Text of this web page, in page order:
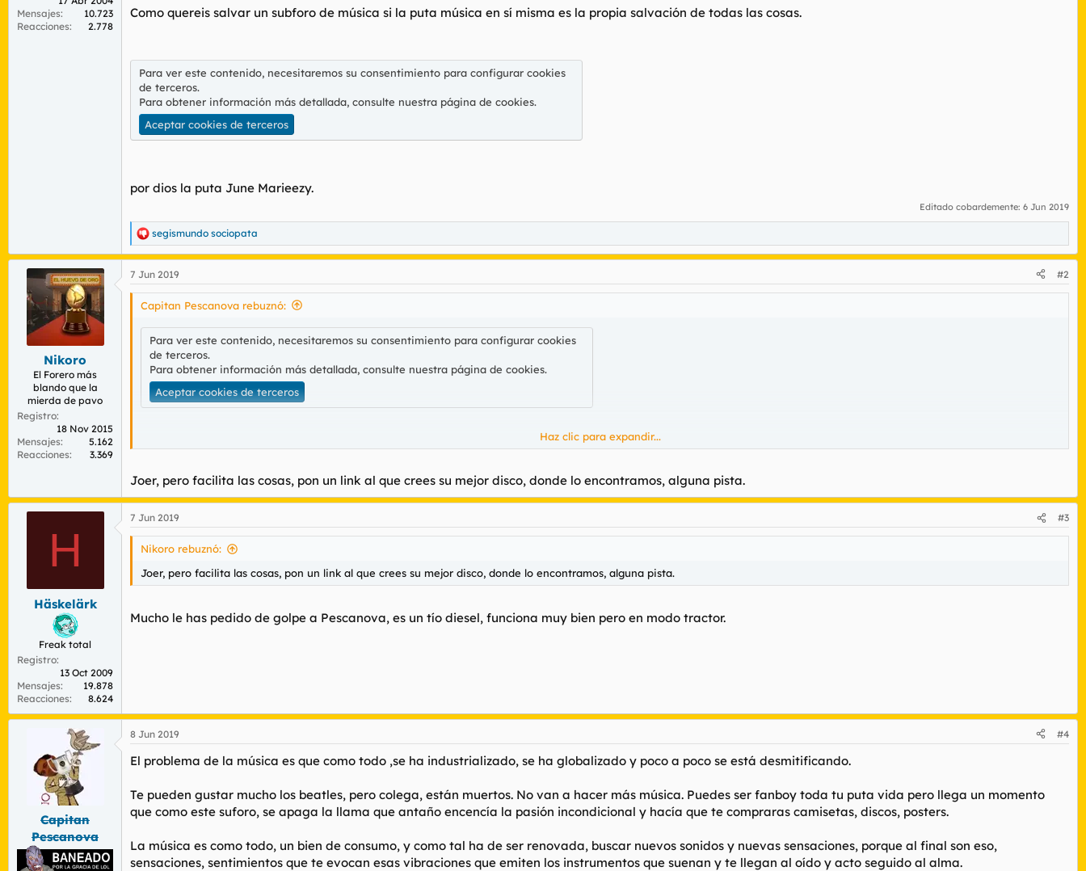
a
Mensajes
10.723
Reacciones
2.778
Como quereis salvar un subforo de música si la puta música en sí misma es la propia salvación de todas las cosas.
Para ver este contenido, necesitaremos su consentimiento para configurar cookies
de terceros.
Para obtener información más detallada, consulte nuestra página de cookies.
Aceptar cookies de terceros
por dios la puta June Marieezy.
Editado cobardemente: 6 Jun 2019
R
e
a
c
c
n
segismundo sociopata
Nikoro
El Forero más
blando que la
mierda de pavo
Registro
18 Nov 2015
Mensajes
5.162
Reacciones
3.369
7 Jun 2019 #2
Capitan Pescanova rebuznó:
Para ver este contenido, necesitaremos su consentimiento para configurar cookies
de terceros.
Para obtener información más detallada, consulte nuestra página de cookies.
Aceptar cookies de terceros
Escuchaos esta deliciosa mierda, la lista entera de este puto genio.
Como quereis salvar un subforo de música si la puta música en sí misma es la propia salvación de todas las cosas.
Para ver este contenido, necesitaremos su consentimiento para configurar cookies
de terceros.
Aceptar cookies de terceros
Haz clic para expandir...
Joer, pero facilita las cosas, pon un link al que crees su mejor disco, donde lo encontramos, alguna pista.
H
Häskelärk
Freak total
Registro
13 Oct 2009
Mensajes
19.878
Reacciones
8.624
7 Jun 2019 #3
Nikoro rebuznó:
Joer, pero facilita las cosas, pon un link al que crees su mejor disco, donde lo encontramos, alguna pista.
Mucho le has pedido de golpe a Pescanova, es un tío diesel, funciona muy bien pero en modo tractor.
Capitan
Pescanova
8 Jun 2019 #4
El problema de la música es que como todo ,se ha industrializado, se ha globalizado y poco a poco se está desmitificando.
Te pueden gustar mucho los beatles, pero colega, están muertos. No van a hacer más música. Puedes ser fanboy toda tu puta vida pero llega un momento
que como este suforo, se apaga la llama que antaño encencía la pasión incondicional y hacía que te compraras camisetas, discos, posters.
La música es como todo, un bien de consumo, y como tal ha de ser renovada, buscar nuevos sonidos y nuevas sensaciones, porque al final son eso,
sensaciones, sentimientos que te evocan esas vibraciones que emiten los instrumentos que suenan y te llegan al oído y acto seguido al alma.